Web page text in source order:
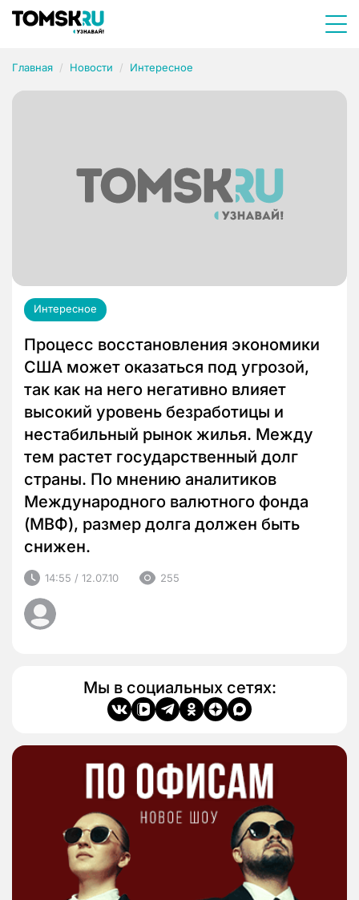
Главная Новости Интересное
Интересное
Процесс восстановления экономики
США может оказаться под угрозой,
так как на него негативно влияет
высокий уровень безработицы и
нестабильный рынок жилья. Между
тем растет государственный долг
страны. По мнению аналитиков
Международного валютного фонда
(МВФ), размер долга должен быть
снижен.
14:55 / 12.07.10 255
Мы в социальных сетях: